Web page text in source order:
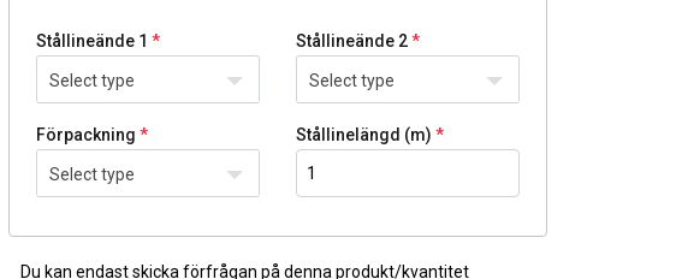
Stållineände 1
Select type
Stållineände 2
Select type
Förpackning
Select type
Stållinelängd (m)
Du kan endast skicka förfrågan på denna produkt/kvantitet